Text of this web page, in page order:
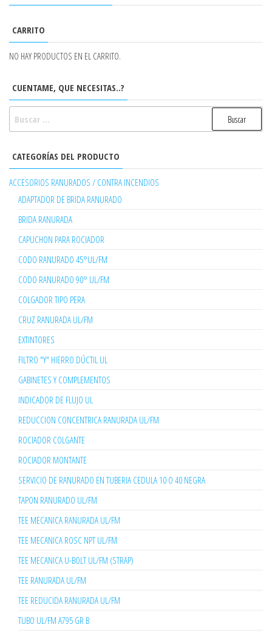
CARRITO
NO HAY PRODUCTOS EN EL CARRITO.
CUENTAME, QUE NECESITAS..?
CATEGORÍAS DEL PRODUCTO
ACCESORIOS RANURADOS / CONTRA INCENDIOS
ADAPTADOR DE BRIDA RANURADO
BRIDA RANURADA
CAPUCHON PARA ROCIADOR
CODO RANURADO 45°UL/FM
CODO RANURADO 90° UL/FM
COLGADOR TIPO PERA
CRUZ RANURADA UL/FM
EXTINTORES
FILTRO "Y" HIERRO DÚCTIL UL
GABINETES Y COMPLEMENTOS
INDICADOR DE FLUJO UL
REDUCCION CONCENTRICA RANURADA UL/FM
ROCIADOR COLGANTE
ROCIADOR MONTANTE
SERVICIO DE RANURADO EN TUBERIA CEDULA 10 O 40 NEGRA
TAPON RANURADO UL/FM
TEE MECANICA RANURADA UL/FM
TEE MECANICA ROSC NPT UL/FM
TEE MECANICA U-BOLT UL/FM (STRAP)
TEE RANURADA UL/FM
TEE REDUCIDA RANURADA UL/FM
TUBO UL/FM A795 GR B